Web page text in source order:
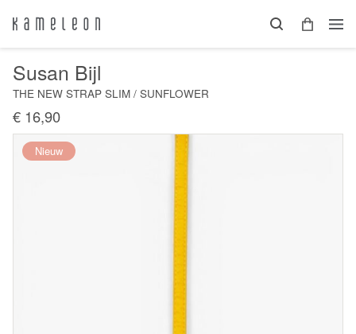
Susan Bijl
THE NEW STRAP SLIM / SUNFLOWER
€ 16,90
Nieuw